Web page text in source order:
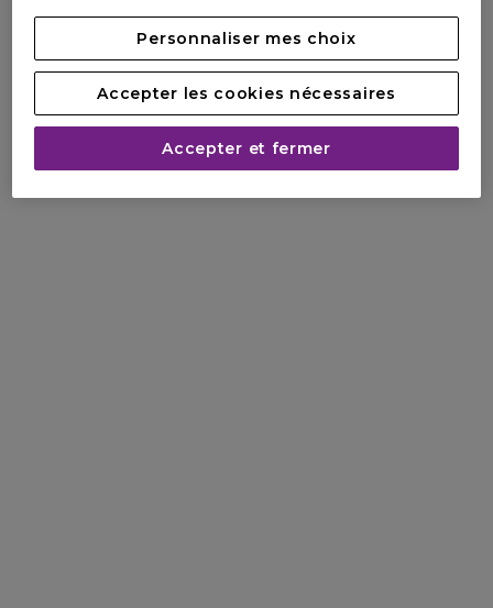
Personnaliser mes choix
Accepter les cookies nécessaires
Accepter et fermer